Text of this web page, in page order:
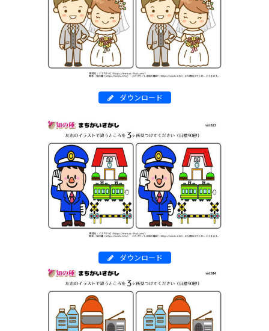
ダウンロード
ダウンロード